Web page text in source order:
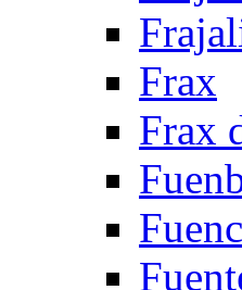
Frax
Frax